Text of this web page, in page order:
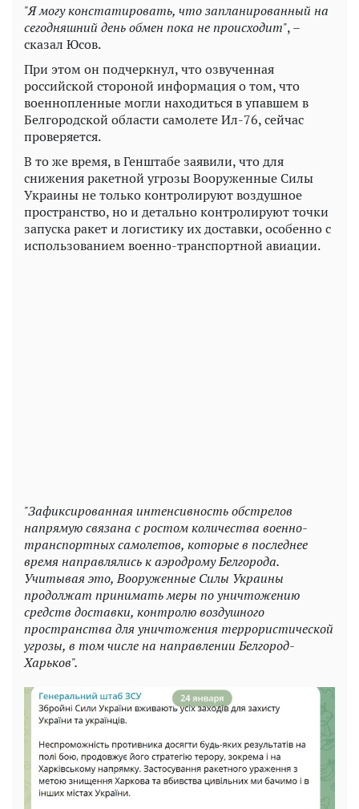
"Я могу констатировать, что запланированный на
сегодняшний день обмен пока не происходит", –
сказал Юсов.
При этом он подчеркнул, что озвученная
российской стороной информация о том, что
военнопленные могли находиться в упавшем в
Белгородской области самолете Ил-76, сейчас
проверяется.
В то же время, в Генштабе заявили, что для
снижения ракетной угрозы Вооруженные Силы
Украины не только контролируют воздушное
пространство, но и детально контролируют точки
запуска ракет и логистику их доставки, особенно с
использованием военно-транспортной авиации.
"Зафиксированная интенсивность обстрелов
напрямую связана с ростом количества военно-
транспортных самолетов, которые в последнее
время направлялись к аэродрому Белгорода.
Учитывая это, Вооруженные Силы Украины
продолжат принимать меры по уничтожению
средств доставки, контролю воздушного
пространства для уничтожения террористической
угрозы, в том числе на направлении Белгород-
Харьков".